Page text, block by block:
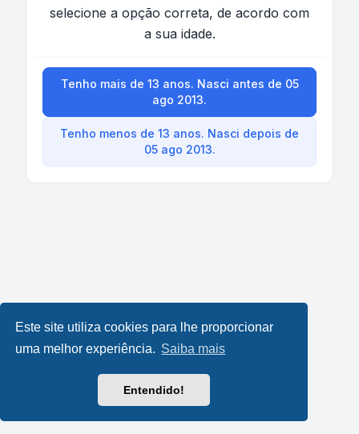
Este site utiliza cookies para lhe proporcionar
uma melhor experiência. Saiba mais
Entendido!
selecione a opção correta, de acordo com
a sua idade.
Tenho mais de 13 anos. Nasci antes de 05
ago 2013.
Tenho menos de 13 anos. Nasci depois de
05 ago 2013.